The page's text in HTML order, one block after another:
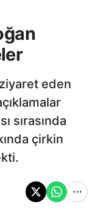
eden
sırasında
çirkin